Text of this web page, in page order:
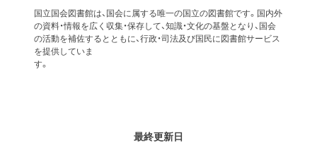
国立国会図書館は、国会に属する唯一の国立の図書館です。国内外
の資料・情報を広く収集・保存して、知識・文化の基盤となり、国会
の活動を補佐するとともに、行政・司法及び国民に図書館サービス
を提供していま
す
最終更新日